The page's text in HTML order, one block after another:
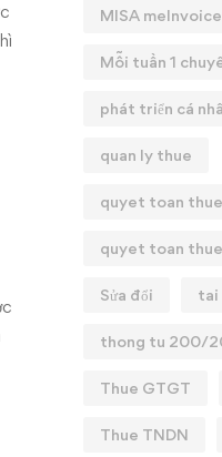
MISA meInvoice
Mỗi tuần 1
phát triển cá
quan ly thue
quyet toan
quyet toan
Sửa đổi tai
thong tu 200/
Thue GTGT
Thue TNDN